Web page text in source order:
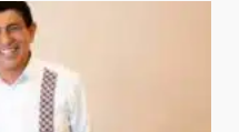
caso de maltrato
ciudadana
Ruffo en Baja